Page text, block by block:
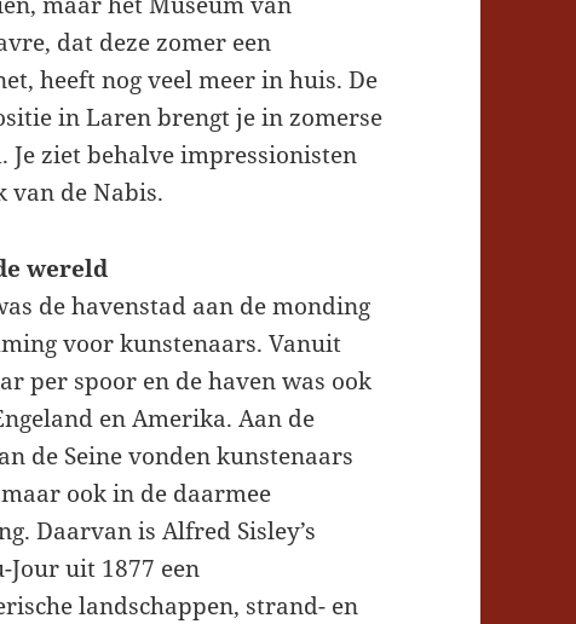
dat deze zomer een
heeft nog veel meer in huis. De
in Laren brengt je in zomerse
Je ziet behalve impressionisten
van de Nabis.
wereld
de havenstad aan de monding
voor kunstenaars. Vanuit
per spoor en de haven was ook
en Amerika. Aan de
de Seine vonden kunstenaars
ook in de daarmee
Daarvan is Alfred Sisley’s
Jour uit 1877 een
landschappen, strand- en